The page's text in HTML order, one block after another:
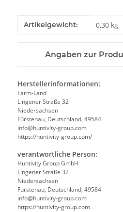
Produkteigenschaft
Wert
Artikelgewicht: 0,30 kg
Angaben zur
Herstellerinformationen:
Farm-Land
Lingener Straße 32
Niedersachsen
Fürstenau, Deutschland, 49584
info@huntivity-group.com
https://huntivity-group.com/
verantwortliche Person:
Huntivity Group GmbH
Lingener Straße 32
Niedersachsen
Fürstenau, Deutschland, 49584
info@huntivity-group.com
https://huntivity-group.com